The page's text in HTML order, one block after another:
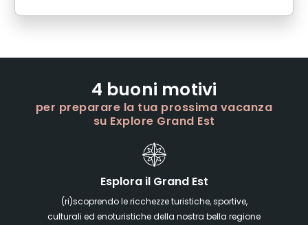
4 buoni motivi
per preparare la tua prossima vacanza
su Explore Grand Est
Esplora il Grand Est
(ri)scoprendo le ricchezze turistiche, sportive,
culturali ed enoturistiche della nostra bella regione